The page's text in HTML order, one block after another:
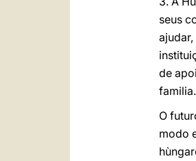
seus
de
familia.
O
modo